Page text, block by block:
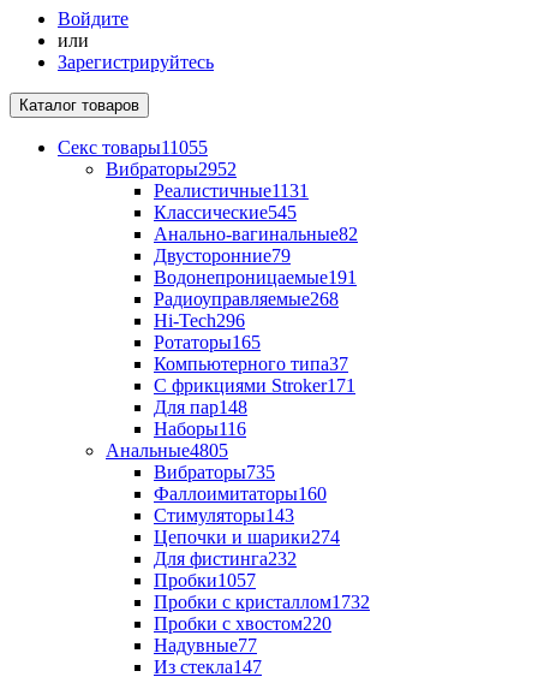
Войдите
или
Зарегистрируйтесь
Каталог товаров
Секс товары11055
Вибраторы2952
Реалистичные1131
Классические545
Анально-вагинальные82
Двусторонние79
Водонепроницаемые191
Радиоуправляемые268
Hi-Tech296
Ротаторы165
Компьютерного типа37
С фрикциями Stroker171
Для пар148
Наборы116
Анальные4805
Вибраторы735
Фаллоимитаторы160
Стимуляторы143
Цепочки и шарики274
Для фистинга232
Пробки1057
Пробки с кристаллом1732
Пробки с хвостом220
Надувные77
Из стекла147